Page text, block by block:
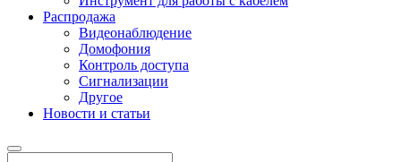
Распродажа
Видеонаблюдение
Домофония
Контроль доступа
Сигнализации
Другое
Новости и статьи